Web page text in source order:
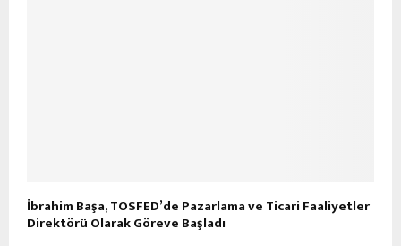
İbrahim Başa, TOSFED’de Pazarlama ve Ticari Faaliyetler
Direktörü Olarak Göreve Başladı